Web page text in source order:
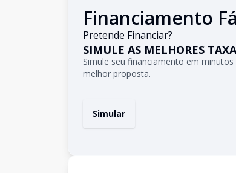
Financiamento
Pretende Financiar?
SIMULE AS MELHORES
Simule seu financiamento em
melhor proposta.
Simular